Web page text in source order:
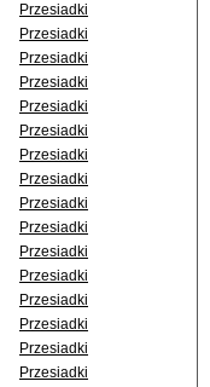
Przesiadki
Przesiadki
Przesiadki
Przesiadki
Przesiadki
Przesiadki
Przesiadki
Przesiadki
Przesiadki
Przesiadki
Przesiadki
Przesiadki
Przesiadki
Przesiadki
Przesiadki
Przesiadki